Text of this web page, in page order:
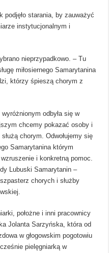
podjęło starania, by zauważyć
instytucjonalnym i
nieprzypadkowo. – Tu
miłosiernego Samarytanina
którzy śpieszą chorym z
odbyła się w
chcemy pokazać osoby i
chorym. Odwołujemy się
Samarytanina którym
i konkretną pomoc.
Lubuski Samarytanin –
chorych i służby
położne i inni pracownicy
Jolanta Sarzyńska, która od
w głogowskim pogotowiu
pielęgniarką w